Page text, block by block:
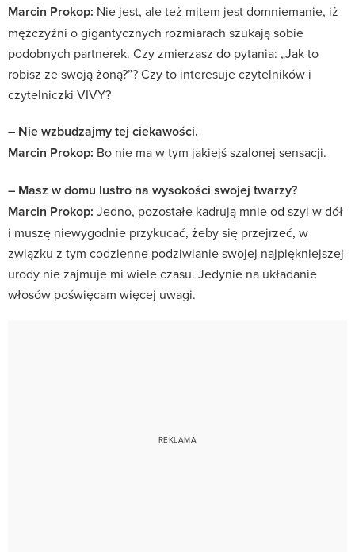
Marcin Prokop: Nie jest, ale też mitem jest domniemanie, iż
mężczyźni o gigantycznych rozmiarach szukają sobie
podobnych partnerek. Czy zmierzasz do pytania: „Jak to
robisz ze swoją żoną?”? Czy to interesuje czytelników i
czytelniczki VIVY?
– Nie wzbudzajmy tej ciekawości.
Marcin Prokop: Bo nie ma w tym jakiejś szalonej sensacji.
– Masz w domu lustro na wysokości swojej twarzy?
Marcin Prokop: Jedno, pozostałe kadrują mnie od szyi w dół
i muszę niewygodnie przykucać, żeby się przejrzeć, w
związku z tym codzienne podziwianie swojej najpiękniejszej
urody nie zajmuje mi wiele czasu. Jedynie na układanie
włosów poświęcam więcej uwagi.